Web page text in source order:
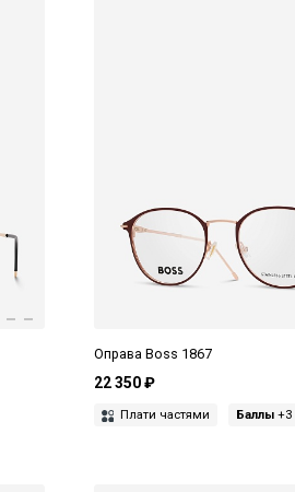
Оправа Boss 1867
22 350 ₽
Плати частями Баллы +3